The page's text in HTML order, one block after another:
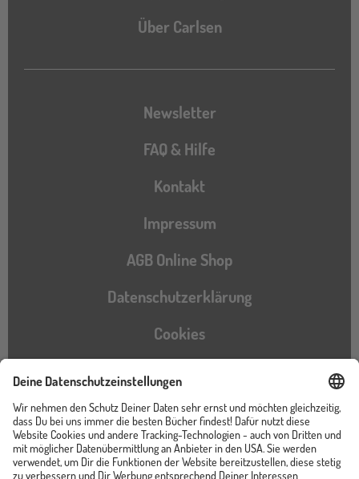
Über Carlsen
Newsletter
FAQ & Hilfe
Kontakt
Impressum
AGB Online Shop
Datenschutzerklärung
Cookies
Barrierefreiheitserklärung
Instagram
TikTokPinterestYouTubeFacebook